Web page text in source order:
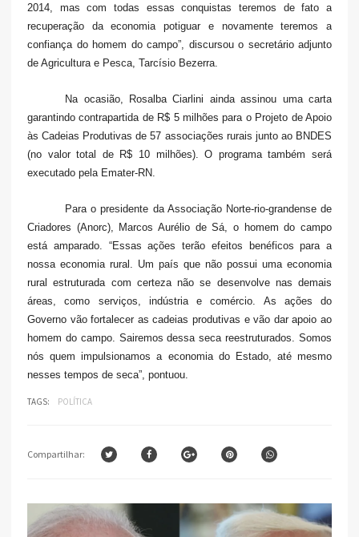
2014, mas com todas essas conquistas teremos de fato a
recuperação da economia potiguar e novamente teremos a
confiança do homem do campo”, discursou o secretário adjunto
de Agricultura e Pesca, Tarcísio Bezerra.
Na ocasião, Rosalba Ciarlini ainda assinou uma carta
garantindo contrapartida de R$ 5 milhões para o Projeto de Apoio
às Cadeias Produtivas de 57 associações rurais junto ao BNDES
(no valor total de R$ 10 milhões). O programa também será
executado pela Emater-RN.
Para o presidente da Associação Norte-rio-grandense de
Criadores (Anorc), Marcos Aurélio de Sá, o homem do campo
está amparado. “Essas ações terão efeitos benéficos para a
nossa economia rural. Um país que não possui uma economia
rural estruturada com certeza não se desenvolve nas demais
áreas, como serviços, indústria e comércio. As ações do
Governo vão fortalecer as cadeias produtivas e vão dar apoio ao
homem do campo. Sairemos dessa seca reestruturados. Somos
nós quem impulsionamos a economia do Estado, até mesmo
nesses tempos de seca”, pontuou.
TAGS: POLÍTICA
Compartilhar: